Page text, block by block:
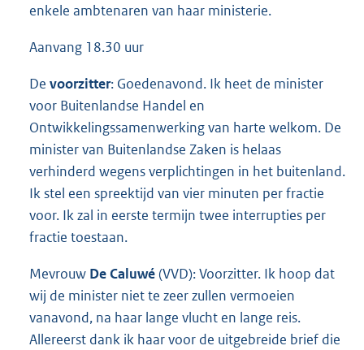
enkele ambtenaren van haar ministerie.
Aanvang 18.30 uur
De voorzitter: Goedenavond. Ik heet de minister
voor Buitenlandse Handel en
Ontwikkelingssamenwerking van harte welkom. De
minister van Buitenlandse Zaken is helaas
verhinderd wegens verplichtingen in het buitenland.
Ik stel een spreektijd van vier minuten per fractie
voor. Ik zal in eerste termijn twee interrupties per
fractie toestaan.
Mevrouw De Caluwé(VVD): Voorzitter. Ik hoop dat
wij de minister niet te zeer zullen vermoeien
vanavond, na haar lange vlucht en lange reis.
Allereerst dank ik haar voor de uitgebreide brief die